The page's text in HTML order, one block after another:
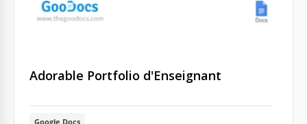
Adorable Portfolio d'Enseignant
Google Docs